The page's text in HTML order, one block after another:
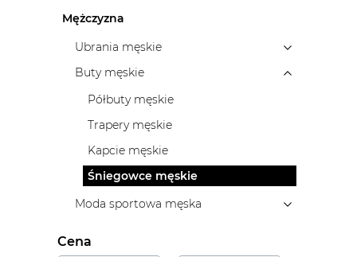
Mężczyzna
Ubrania męskie
Buty męskie
Półbuty męskie
Trapery męskie
Kapcie męskie
Śniegowce męskie
Moda sportowa męska
Cena